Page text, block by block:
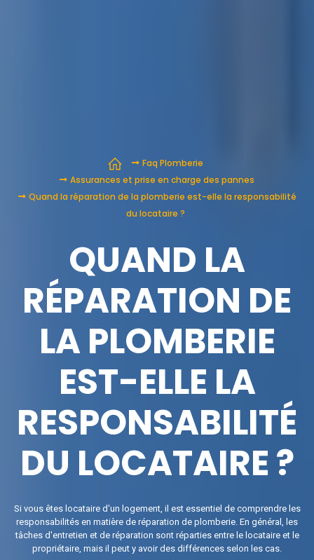
Faq Plomberie
Assurances et prise en charge des pannes
Quand la réparation de la plomberie est-elle la responsabilité
du locataire ?
QUAND LA
RÉPARATION DE
LA PLOMBERIE
EST-ELLE LA
RESPONSABILITÉ
DU LOCATAIRE ?
Si vous êtes locataire d'un logement, il est essentiel de comprendre les
responsabilités en matière de réparation de plomberie. En général, les
tâches d'entretien et de réparation sont réparties entre le locataire et le
propriétaire, mais il peut y avoir des différences selon les cas.